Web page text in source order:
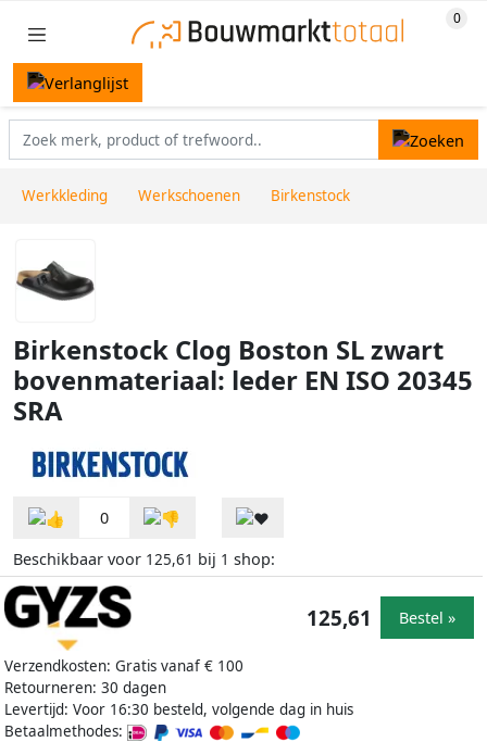
Werkkleding Werkschoenen Birkenstock
Birkenstock Clog Boston SL zwart
bovenmateriaal: leder EN ISO 20345
SRA
0
Beschikbaar voor 125,61 bij 1 shop:
Verzendkosten: Gratis vanaf € 100
Retourneren: 30 dagen
Levertijd: Voor 16:30 besteld, volgende dag in huis
Betaalmethodes:
125,61 Bestel »